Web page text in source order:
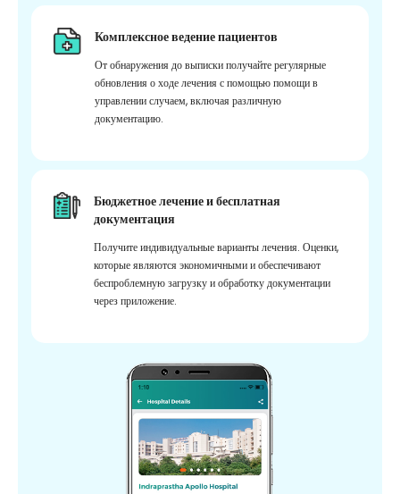
Комплексное ведение пациентов
От обнаружения до выписки получайте регулярные
обновления о ходе лечения с помощью помощи в
управлении случаем, включая различную
документацию.
Бюджетное лечение и бесплатная
документация
Получите индивидуальные варианты лечения. Оценки,
которые являются экономичными и обеспечивают
беспроблемную загрузку и обработку документации
через приложение.